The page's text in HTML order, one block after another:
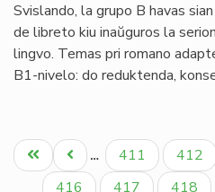
Svislando, la grupo B havas
de libreto kiu inaŭguros la
lingvo. Temas pri romano
B1-nivelo: do reduktenda,
Pagination
Unua
paĝo
Antaŭa
paĝo
… Paĝo
411 Paĝo
412
Paĝo
416 Paĝo
417 Paĝo
418